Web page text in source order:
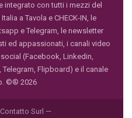
integrato con tutti i mezzi del
a Tavola e CHECK-IN, le
e Telegram, le newsletter
ed appassionati, i canali video
(Facebook, Linkedin,
Telegram, Flipboard) e il canale
©® 2026
Surl —